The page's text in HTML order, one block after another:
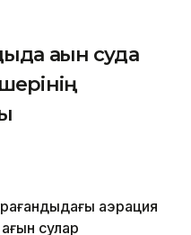
ағын суда
аэрация
сулар